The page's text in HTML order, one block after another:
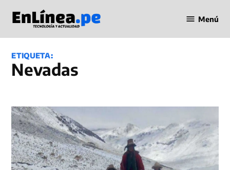
contenido
en Línea
Menú
ETIQUETA:
Nevadas